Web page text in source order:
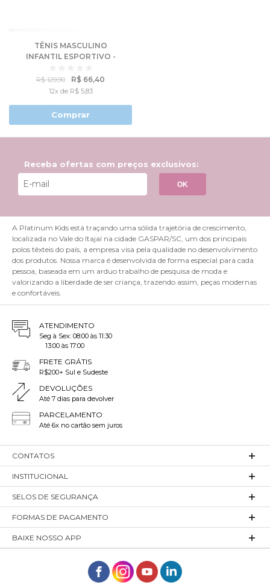
TÊNIS MASCULINO
INFANTIL ESPORTIVO -
R$ 129,90 R$ 66,40
12x de R$ 5,83
Comprar
Receba ofertas com preços exclusivos:
OK
A Platinum Kids está traçando uma sólida trajetória de crescimento,
localizada no Vale do Itajaí na cidade GASPAR/SC, um dos principais
polos têxteis do país, a empresa visa pela qualidade no desenvolvimento
dos produtos. Nossa marca é desenvolvida de forma especial para cada
pessoa, baseada em um arduo trabalho de pesquisa de moda e
valorizando a liberdade de ser criança, trazendo assim, peças modernas
e confortáveis.
ATENDIMENTO
Seg à Sex: 08:00 às 11:30
13:00 às 17:00
FRETE GRÁTIS
R$200+ Sul e Sudeste
DEVOLUÇÕES
Até 7 dias para devolver
PARCELAMENTO
Até 6x no cartão sem juros
CONTATOS
INSTITUCIONAL
SELOS DE SEGURANÇA
FORMAS DE PAGAMENTO
BAIXE NOSSO APP